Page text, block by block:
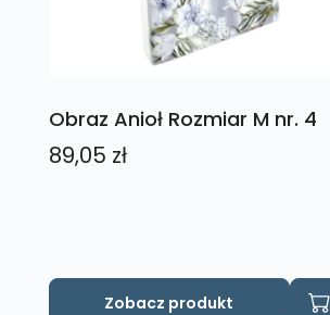
Obraz Anioł Rozmiar M nr. 4
89,05 zł
Zobacz produkt